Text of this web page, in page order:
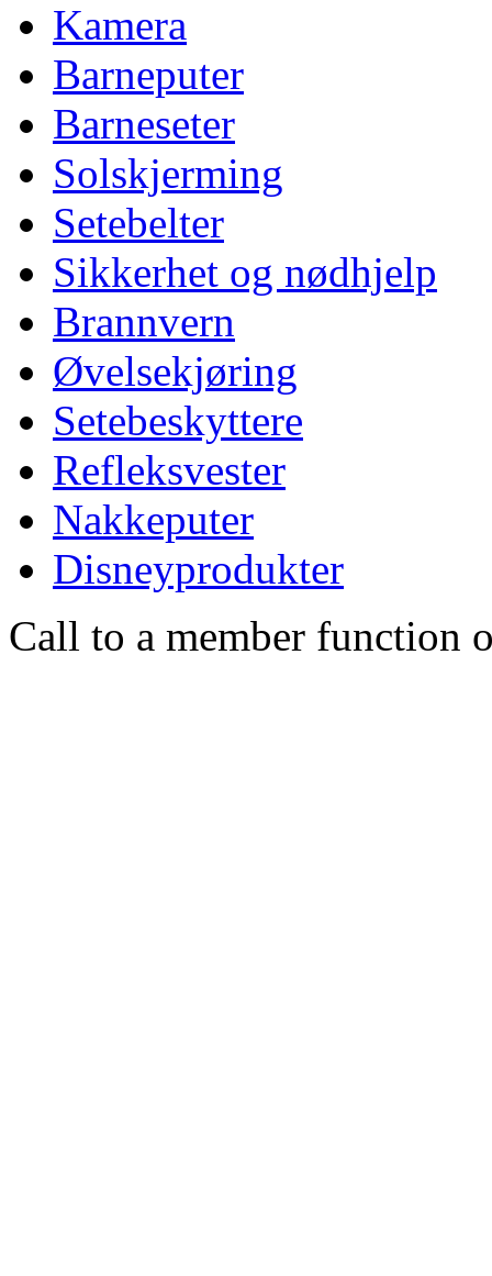
Kamera
Barneputer
Barneseter
Solskjerming
Setebelter
Sikkerhet og nødhjelp
Brannvern
Øvelsekjøring
Setebeskyttere
Refleksvester
Nakkeputer
Disneyprodukter
Call to a member function